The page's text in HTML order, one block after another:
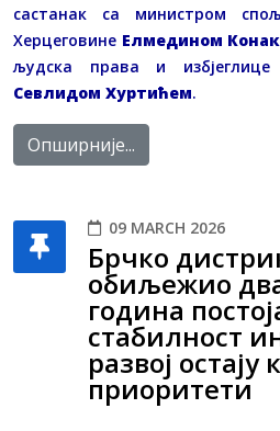
састанак са министром
Херцеговине Елмедином
људска права и
Севлидом Хуртићем.
Опширније...
09 MARCH 2026
Брчко
обиљежио
година
стабилност
развој
приоритети